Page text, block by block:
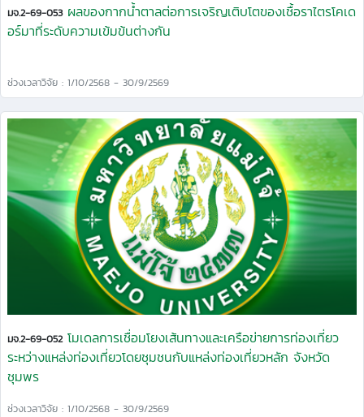
มจ.2-69-053ผลของกากน้ำตาลต่อการเจริญเติบโตของเชื้อราไตรโคเด
อร์มาที่ระดับความเข้มข้นต่างกัน
ช่วงเวลาวิจัย : 1/10/2568 - 30/9/2569
มจ.2-69-052โมเดลการเชื่อมโยงเส้นทางและเครือข่ายการท่องเที่ยว
ระหว่างแหล่งท่องเที่ยวโดยชุมชนกับแหล่งท่องเที่ยวหลัก จังหวัด
ชุมพร
ช่วงเวลาวิจัย : 1/10/2568 - 30/9/2569